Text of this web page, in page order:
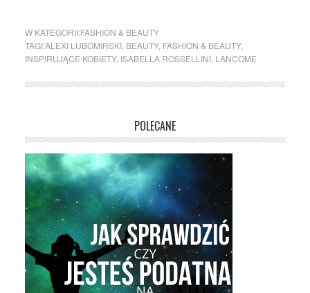
W KATEGORII:FASHION & BEAUTY
TAGI:ALEXI LUBOMIRSKI, BEAUTY, FASHION & BEAUTY,
INSPIRUJĄCE KOBIETY, ISABELLA ROSSELLINI, LANCOME
POLECANE